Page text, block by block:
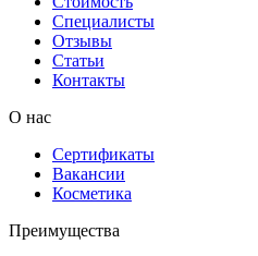
Специалисты
Отзывы
Статьи
Контакты
О нас
Сертификаты
Вакансии
Косметика
Преимущества